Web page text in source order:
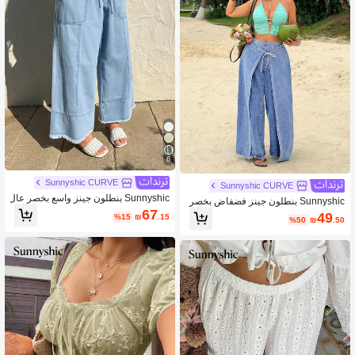
Sunnyshic CURVE
Sunnyshic بنطلون جينز فضفاض بخصر
عالي بتصميم رقعي مع ربطة
₪49.50
%50
6
Sunnyshic CURVE
Sunnyshic بنطلون جينز واسع بخصر عال
ي مع رباط للشد، مغسول
₪67 .15
%15